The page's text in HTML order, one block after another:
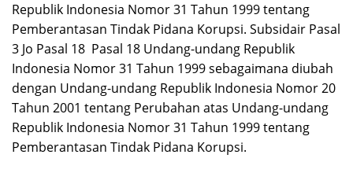
Republik Indonesia Nomor 31 Tahun 1999 tentang
Pemberantasan Tindak Pidana Korupsi. Subsidair Pasal
3 Jo Pasal 18 Pasal 18 Undang-undang Republik
Indonesia Nomor 31 Tahun 1999 sebagaimana diubah
dengan Undang-undang Republik Indonesia Nomor 20
Tahun 2001 tentang Perubahan atas Undang-undang
Republik Indonesia Nomor 31 Tahun 1999 tentang
Pemberantasan Tindak Pidana Korupsi.